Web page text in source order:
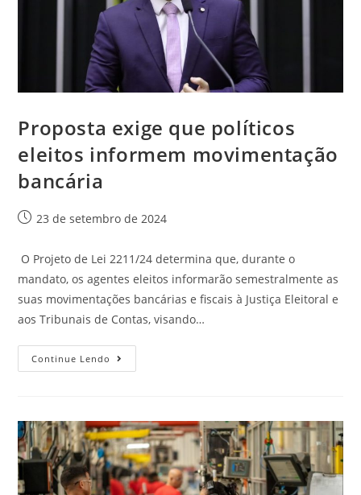
Proposta exige que políticos
eleitos informem movimentação
bancária
23 de setembro de 2024
O Projeto de Lei 2211/24 determina que, durante o
mandato, os agentes eleitos informarão semestralmente as
suas movimentações bancárias e fiscais à Justiça Eleitoral e
aos Tribunais de Contas, visando…
Continue Lendo